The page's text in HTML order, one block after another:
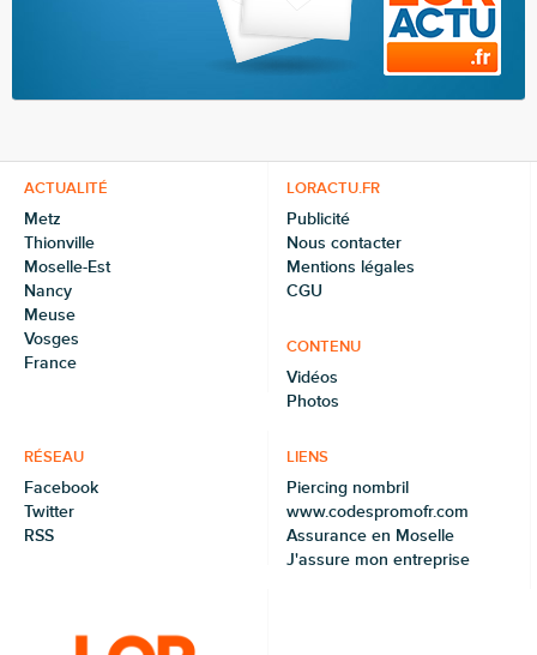
ACTUALITÉ
Metz
Thionville
Moselle-Est
Nancy
Meuse
Vosges
France
LORACTU.FR
Publicité
Nous contacter
Mentions légales
CGU
CONTENU
Vidéos
Photos
RÉSEAU
Facebook
Twitter
RSS
LIENS
Piercing nombril
www.codespromofr.com
Assurance en Moselle
J'assure mon entreprise